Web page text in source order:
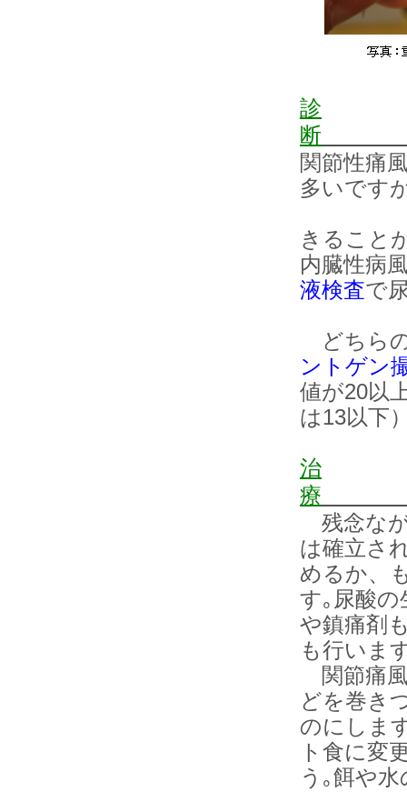
診
断
関節性痛
多いです
きること
内臓性病
液検査で
どちら
ントゲン
値が20以
は13以下
治
療
残念な
は確立さ
めるか、
す｡尿酸の
や鎮痛剤
も行いま
関節痛
どを巻き
のにしま
ト食に変
う｡餌や